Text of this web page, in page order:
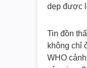
dẹp được
Tin đồn
không chỉ
WHO